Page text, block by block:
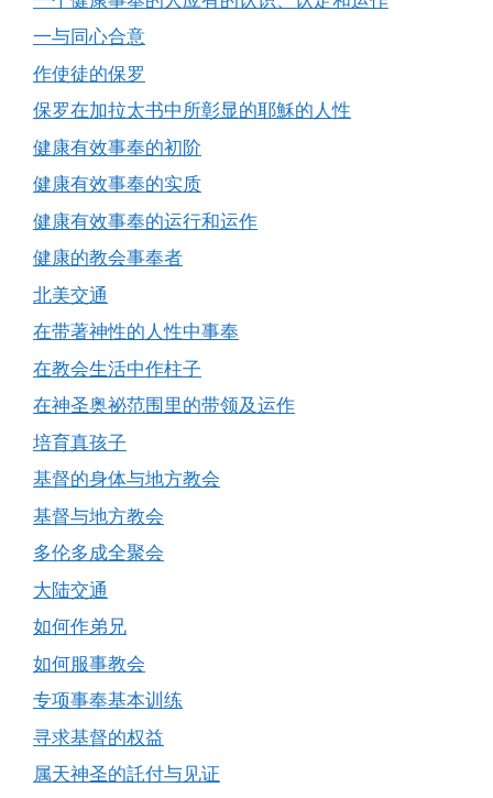
一与同心合意
作使徒的保罗
保罗在加拉太书中所彰显的耶穌的人性
健康有效事奉的初阶
健康有效事奉的实质
健康有效事奉的运行和运作
健康的教会事奉者
北美交通
在带著神性的人性中事奉
在教会生活中作柱子
在神圣奥祕范围里的带领及运作
培育真孩子
基督的身体与地方教会
基督与地方教会
多伦多成全聚会
大陆交通
如何作弟兄
如何服事教会
专项事奉基本训练
寻求基督的权益
属天神圣的託付与见证